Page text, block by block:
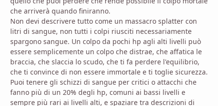
che arriverà quando finiranno.
Non devi descrivere tutto come un massacro splatter con
litri di sangue, non tutti i colpi riusciti necessariamente
spargono sangue. Un colpo da pochi hp agli alti livelli può
essere semplicemente un colpo che distrae, che affatica le
braccia, che slaccia lo scudo, che ti fa perdere l'equilibrio,
che ti convince di non essere immortale e ti toglie sicurezza.
Puoi tenere gli schizzi di sangue per critici o attacchi che
fanno più di un 20% degli hp, comuni ai bassi livelli e
sempre più rari ai livelli alti, e spaziare tra descrizioni di